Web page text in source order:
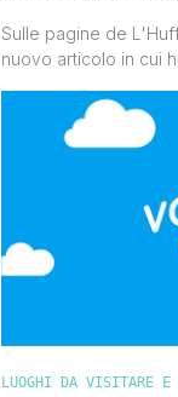
Sulle pagine de
nuovo articolo in cui
Mela è il sogno di
collettivo viene
questo
LUOGHI DA VISITARE E